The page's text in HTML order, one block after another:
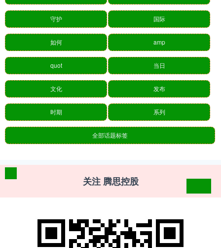
守护 国际
如何 amp
quot 当日
文化 发布
时期 系列
全部话题标签
关注 腾思控股